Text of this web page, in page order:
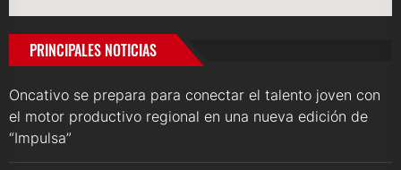
PRINCIPALES NOTICIAS
Oncativo se prepara para conectar el talento joven con
el motor productivo regional en una nueva edición de
“Impulsa”